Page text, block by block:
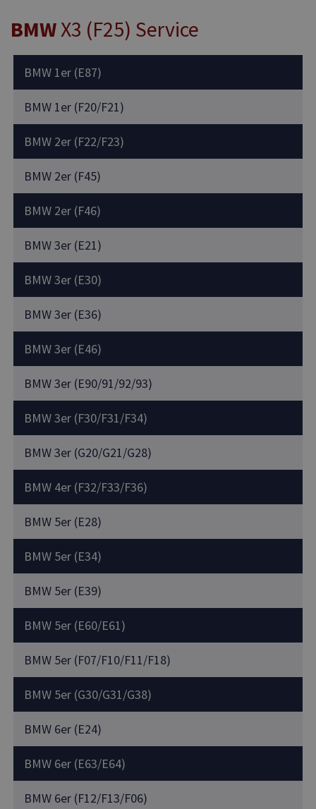
BMWX3 (F25) Service
BMW 1er (E87)
BMW 1er (F20/F21)
BMW 2er (F22/F23)
BMW 2er (F45)
BMW 2er (F46)
BMW 3er (E21)
BMW 3er (E30)
BMW 3er (E36)
BMW 3er (E46)
BMW 3er (E90/91/92/93)
BMW 3er (F30/F31/F34)
BMW 3er (G20/G21/G28)
BMW 4er (F32/F33/F36)
BMW 5er (E28)
BMW 5er (E34)
BMW 5er (E39)
BMW 5er (E60/E61)
BMW 5er (F07/F10/F11/F18)
BMW 5er (G30/G31/G38)
BMW 6er (E24)
BMW 6er (E63/E64)
BMW 6er (F12/F13/F06)